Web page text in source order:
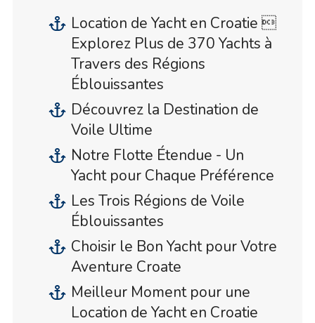
Location de Yacht en Croatie 
Explorez Plus de 370 Yachts à
Travers des Régions
Éblouissantes
Découvrez la Destination de
Voile Ultime
Notre Flotte Étendue - Un
Yacht pour Chaque Préférence
Les Trois Régions de Voile
Éblouissantes
Choisir le Bon Yacht pour Votre
Aventure Croate
Meilleur Moment pour une
Location de Yacht en Croatie